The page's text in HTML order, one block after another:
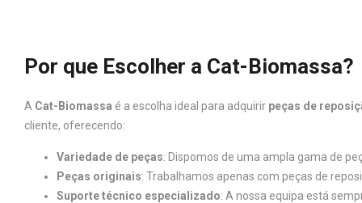
Por que Escolher a Cat-Biomassa?
A Cat-Biomassa é a escolha ideal para adquirir peças de
cliente, oferecendo:
Variedade de peças: Dispomos de uma ampla gama de
Peças originais: Trabalhamos apenas com peças de
Suporte técnico especializado: A nossa equipa está